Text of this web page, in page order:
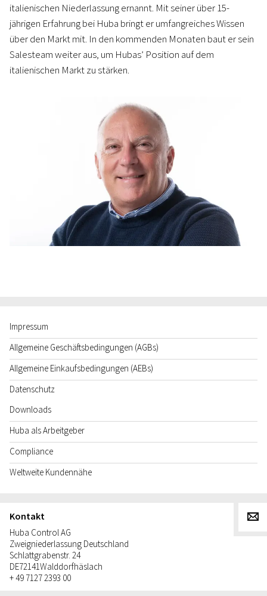
italienischen Niederlassung ernannt. Mit seiner über 15-
jährigen Erfahrung bei Huba bringt er umfangreiches Wissen
über den Markt mit. In den kommenden Monaten baut er sein
Salesteam weiter aus, um Hubas’ Position auf dem
italienischen Markt zu stärken.
Impressum
Allgemeine Geschäftsbedingungen (AGBs)
Allgemeine Einkaufsbedingungen (AEBs)
Datenschutz
Downloads
Huba als Arbeitgeber
Compliance
Weltweite Kundennähe
Kontakt
Huba Control AG
Zweigniederlassung Deutschland
Schlattgrabenstr. 24
DE72141Walddorfhäslach
+ 49 7127 2393 00
g